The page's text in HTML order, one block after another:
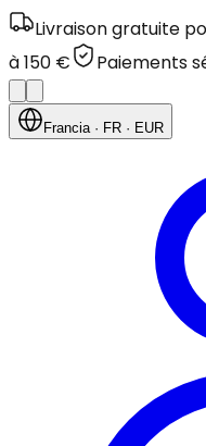
Livraison gratuite
à 150 €
Paiements
Francia· FR · EUR